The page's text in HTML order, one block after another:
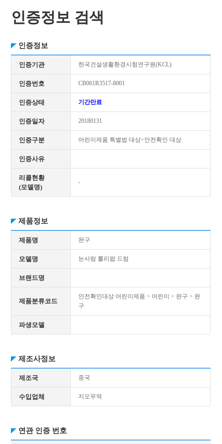
인증정보 검색
인증정보
인증기관 한국건설생활환경시험연구원(KCL)
인증번호 CB061R3517-8001
인증상태 기간만료
인증일자 20180131
인증구분 어린이제품 특별법 대상>안전확인 대상
인증사유
리콜현황
(모델명)
-
제품정보
제품명 완구
모델명 눈사람 롤리팝 드럼
브랜드명
제품분류코드
안전확인대상 어린이제품 > 어린이 > 완구 > 완
구
파생모델
제조사정보
제조국 중국
수입업체 지오무역
연관 인증 번호